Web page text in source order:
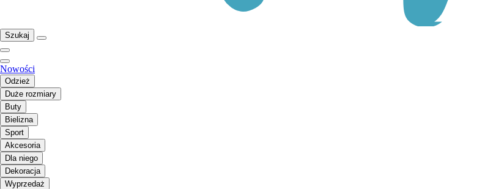
Szukaj
Nowości
Odzież
Duże rozmiary
Buty
Bielizna
Sport
Akcesoria
Dla niego
Dekoracja
Wyprzedaż